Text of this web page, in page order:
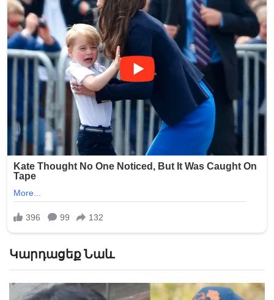
Կարդացեք Նաև